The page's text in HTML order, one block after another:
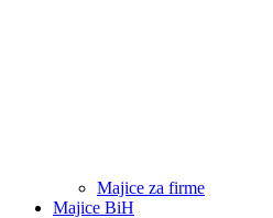
Majice za firme
Majice BiH